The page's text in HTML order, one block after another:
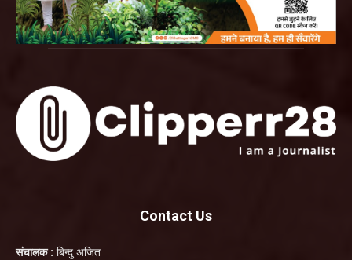
Contact Us
संचालक : बिन्दु अजित